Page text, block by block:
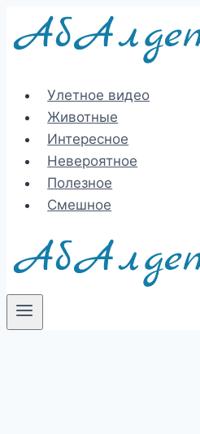
Перейти
Улетное видео
Животные
Интересное
Невероятное
Полезное
Смешное